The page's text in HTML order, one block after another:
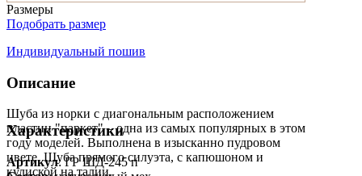
Размеры
Подобрать размер
Индивидуальный пошив
Описание
Шуба из норки с диагональным расположением
пластин "паркет" – одна из самых популярных в этом
году моделей. Выполнена в изысканно пудровом
цвете. Шуба прямого силуэта, с капюшоном и
кулиской на талии.
Характеристики
Артикул: ГР ШД-245 п